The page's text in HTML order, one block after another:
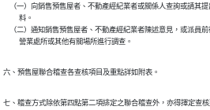
（一）向銷售預售屋者、不動產經紀業者或關係人查詢或請其
          料。
（二）通知銷售預售屋者、不動產經紀業者陳述意見，或派員
          營業處所或其他有關場所進行調查。
六、預售屋聯合稽查各查核項目及重點詳如附表。
七、稽查方式除依第四點第二項排定之聯合稽查外，亦得擇定查